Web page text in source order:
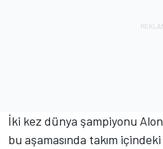
İki kez dünya şampiyonu
bu aşamasında takım